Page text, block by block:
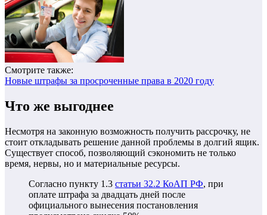
Смотрите также:
Новые штрафы за просроченные права в 2020 году
Что же выгоднее
Несмотря на законную возможность получить рассрочку, не
стоит откладывать решение данной проблемы в долгий ящик.
Существует способ, позволяющий сэкономить не только
время, нервы, но и материальные ресурсы.
Согласно пункту 1.3 статьи 32.2 КоАП РФ, при
оплате штрафа за двадцать дней после
официального вынесения постановления